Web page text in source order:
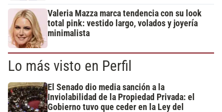
Valeria Mazza marca tendencia con su look
total pink: vestido largo, volados y joyería
minimalista
Lo más visto en Perfil
El Senado dio media sanción a la
Inviolabilidad de la Propiedad Privada: el
Gobierno tuvo que ceder en la Ley del